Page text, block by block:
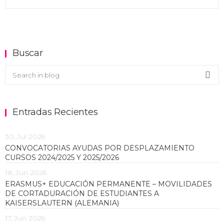
Buscar
Buscar en el blog
Entradas Recientes
30, Jul 2026
CONVOCATORIAS AYUDAS POR DESPLAZAMIENTO
CURSOS 2024/2025 Y 2025/2026
18, Jun 2026
ERASMUS+ EDUCACIÓN PERMANENTE – MOVILIDADES
DE CORTADURACIÓN DE ESTUDIANTES A
KAISERSLAUTERN (ALEMANIA)
17, Jun 2026